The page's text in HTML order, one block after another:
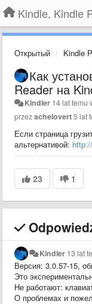
Открытый Kindle
Как
Reader на
Kindler 14 lat temu
przezachelovert5 lat
Если страница
альтернативой:
23 1
Kindler 13 lat
Версия: 3.0.57-15,
Это
Не работают:
О проблемах и